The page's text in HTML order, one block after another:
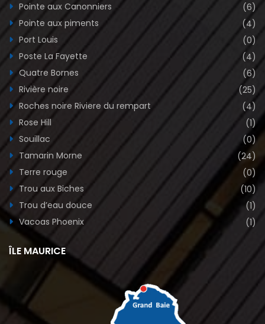
Pointe aux Canonniers
(6)
Pointe aux piments
(4)
Port Louis
(0)
Poste La Fayette
(4)
Quatre Bornes
(6)
Rivière noire
(25)
Roches noire Riviere du rempart
(4)
Rose Hill
(1)
Souillac
(0)
Tamarin Morne
(24)
Terre rouge
(0)
Trou aux Biches
(10)
Trou d’eau douce
(1)
Vacoas Phoenix
(1)
ÎLE MAURICE